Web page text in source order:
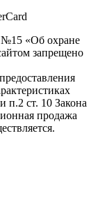
№15 «Об охране
запрещено
п.2 ст. 10 Закона
продажа